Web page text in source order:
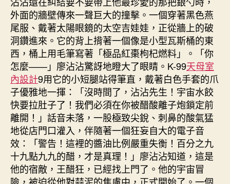
外面的牆壁傳來一聲巨大的撞擊。一個穿著黑色燕
尾服、戴著太陽眼鏡的太空吉娃娃，正從牆上的破
洞鑽進來。它的背上揹著一個像是小型瓦斯桶的東
西，桶上用毛筆寫著「極品紅棗枸杞燃料」。「你
怎麼——」廖沾沾驚訝地瞪大了眼睛。K-99天母室
內設計9用它的小短腿站得筆直，戴著白色手套的爪
子優雅地一揮：「沒時間了，沾沾先生！宇宙水餃
快要拉肚子了！我們必須在你被醋酸離子炮鎖定前
離開！」話音未落，一股極致尖銳、刺鼻的酸氣猛
地從店門口灌入，伴隨著一個狂妄自大的電子音
效：「警告！這裡的醬油比例嚴重失衡！百分之九
十九點九九的醋，才是真理！」廖沾沾知道，這是
他的宿敵，王醋狂，已經找上門了。他的宇宙冒
險，被迫從他對蒜泥的焦慮中，正式開始了。一個